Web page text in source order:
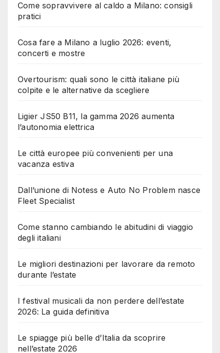
Come sopravvivere al caldo a Milano: consigli
pratici
Cosa fare a Milano a luglio 2026: eventi,
concerti e mostre
Overtourism: quali sono le città italiane più
colpite e le alternative da scegliere
Ligier JS50 B11, la gamma 2026 aumenta
l’autonomia elettrica
Le città europee più convenienti per una
vacanza estiva
Dall’unione di Notess e Auto No Problem nasce
Fleet Specialist
Come stanno cambiando le abitudini di viaggio
degli italiani
Le migliori destinazioni per lavorare da remoto
durante l’estate
I festival musicali da non perdere dell’estate
2026: La guida definitiva
Le spiagge più belle d’Italia da scoprire
nell’estate 2026